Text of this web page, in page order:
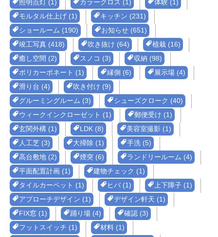
照明点灯 (1)
カラークロス (1)
体験 (1)
モルタル仕上げ (1)
キッチン (231)
ショールーム (190)
お知らせ (651)
竣工写真 (418)
吹き抜け (64)
植栽 (16)
癒し空間 (2)
スノコ (3)
収納 (98)
ポリカーボネート (1)
縁側 (6)
展示場 (4)
滑り台 (4)
吹き付け (9)
グルーミングルーム (3)
シューズクローク (40)
ウィークインクローゼット (1)
郵便受け (1)
玄関外構 (1)
LDK (8)
美容室撮影 (1)
人工芝 (3)
大掃除 (1)
手洗 (5)
高台敷地 (2)
煙突 (6)
ランドリールーム (4)
平面配置計画 (1)
建物チェック (1)
タイルカーペット (1)
ヒバ (1)
上下障子 (1)
アプローチデザイン (1)
デザイン軒天 (1)
FIX窓 (1)
踊り場 (4)
確認 (3)
フットスイッチ (1)
材料 (1)